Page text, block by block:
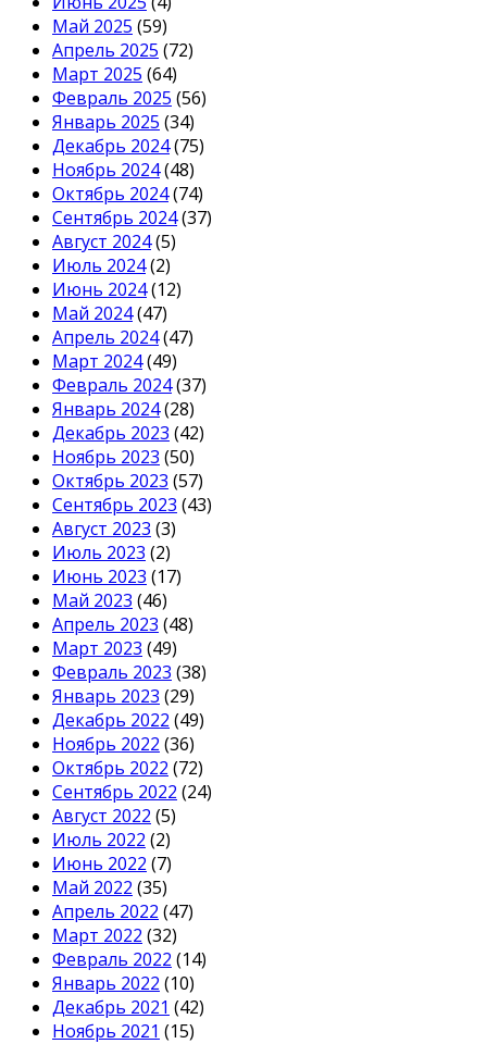
Май 2025 (59)
Апрель 2025 (72)
Март 2025 (64)
Февраль 2025 (56)
Январь 2025 (34)
Декабрь 2024(75)
Ноябрь 2024(48)
Октябрь 2024(74)
Сентябрь 2024(37)
Август 2024(5)
Июль 2024(2)
Июнь 2024(12)
Май 2024(47)
Апрель 2024(47)
Март 2024(49)
Февраль 2024(37)
Январь 2024(28)
Декабрь 2023 (42)
Ноябрь 2023 (50)
Октябрь 2023 (57)
Сентябрь 2023 (43)
Август 2023 (3)
Июль 2023 (2)
Июнь 2023 (17)
Май 2023 (46)
Апрель 2023 (48)
Март 2023 (49)
Февраль 2023 (38)
Январь 2023 (29)
Декабрь 2022 (49)
Ноябрь 2022 (36)
Октябрь 2022 (72)
Сентябрь 2022 (24)
Август 2022 (5)
Июль 2022 (2)
Июнь 2022 (7)
Май 2022 (35)
Апрель 2022 (47)
Март 2022 (32)
Февраль 2022 (14)
Январь 2022 (10)
Декабрь 2021 (42)
Ноябрь 2021 (15)